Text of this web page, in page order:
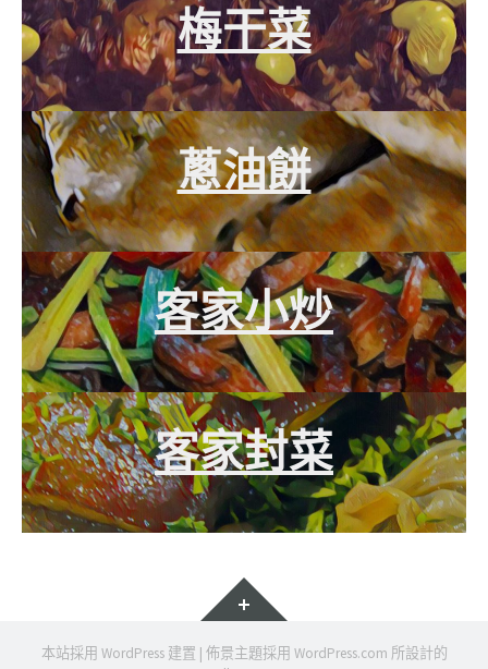
梅干菜
蔥油餅
客家小炒
客家封菜
小
工
具
本站採用 WordPress 建置 | 佈景主題採用 WordPress.com 所設計的